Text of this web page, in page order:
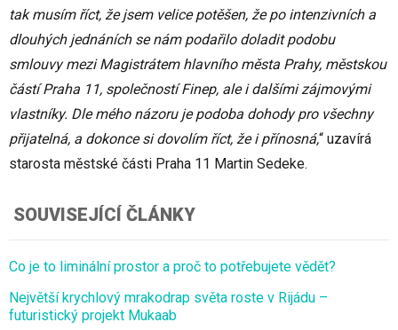
tak musím říct, že jsem velice potěšen, že po intenzivních a
dlouhých jednáních se nám podařilo doladit podobu
smlouvy mezi Magistrátem hlavního města Prahy, městskou
částí Praha 11, společností Finep, ale i dalšími zájmovými
vlastníky. Dle mého názoru je podoba dohody pro všechny
přijatelná, a dokonce si dovolím říct, že i přínosná,“ uzavírá
starosta městské části Praha 11 Martin Sedeke.
SOUVISEJÍCÍ ČLÁNKY
Co je to liminální prostor a proč to potřebujete vědět?
Největší krychlový mrakodrap světa roste v Rijádu –
futuristický projekt Mukaab